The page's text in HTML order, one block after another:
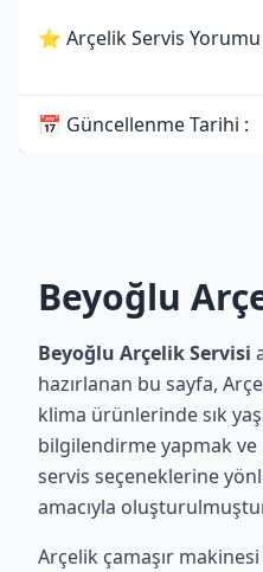
⭐ Arçelik Servis Yorumu
📅 Güncellenme Tarihi :
Beyoğlu
Beyoğlu Arçelik Servisi
hazırlanan bu sayfa,
klima ürünlerinde sık
bilgilendirme yapmak ve
servis seçeneklerine
amacıyla
Arçelik çamaşır makinesi